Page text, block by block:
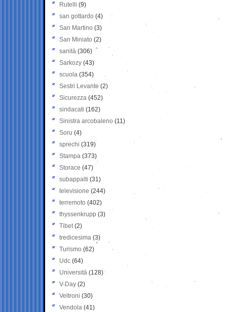
Rutelli (9)
san gottardo (4)
San Martino (3)
San Miniato (2)
sanità (306)
Sarkozy (43)
scuola (354)
Sestri Levante (2)
Sicurezza (452)
sindacati (162)
Sinistra arcobaleno (11)
Soru (4)
sprechi (319)
Stampa (373)
Storace (47)
subappalti (31)
televisione(244)
terremoto (402)
thyssenkrupp (3)
Tibet(2)
tredicesima (3)
Turismo (62)
Udc (64)
Università (128)
V-Day (2)
Veltroni (30)
Vendola (41)